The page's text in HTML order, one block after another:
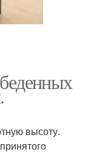
высоту.